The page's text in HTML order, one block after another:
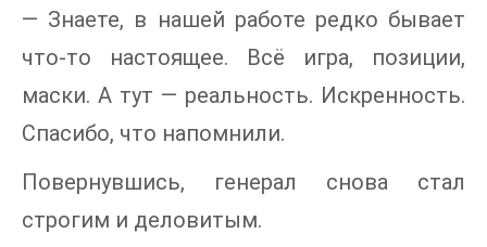
— Знаете, в нашей работе редко бывает
что-то настоящее. Всё игра, позиции,
маски. А тут — реальность. Искренность.
Спасибо, что напомнили.
Повернувшись, генерал снова стал
строгим и деловитым.